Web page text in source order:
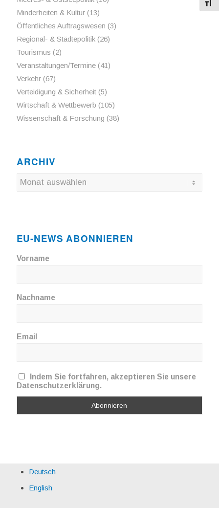
Minderheiten & Kultur(13)
Öffentliches Auftragswesen (3)
Regional- & Städtepolitik(26)
Tourismus (2)
Veranstaltungen/Termine(41)
Verkehr(67)
Verteidigung & Sicherheit(5)
Wirtschaft & Wettbewerb (105)
Wissenschaft & Forschung (38)
ARCHIV
EU-NEWS ABONNIEREN
Vorname
Nachname
Email
Indem Sie fortfahren, akzeptieren Sie unsere
Datenschutzerklärung.
Deutsch
English